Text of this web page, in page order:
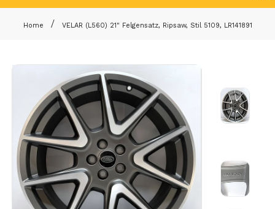
Home VELAR (L560) 21" Felgensatz, Ripsaw, Stil 5109, LR141891